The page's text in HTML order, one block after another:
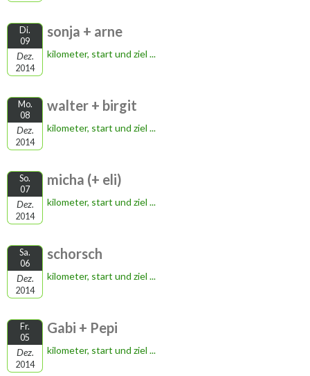
Di.
09
Dez.
2014
sonja + arne
kilometer, start und ziel ...
Mo.
08
Dez.
2014
walter + birgit
kilometer, start und ziel ...
So.
07
Dez.
2014
micha (+ eli)
kilometer, start und ziel ...
Sa.
06
Dez.
2014
schorsch
kilometer, start und ziel ...
Fr.
05
Dez.
2014
Gabi + Pepi
kilometer, start und ziel ...